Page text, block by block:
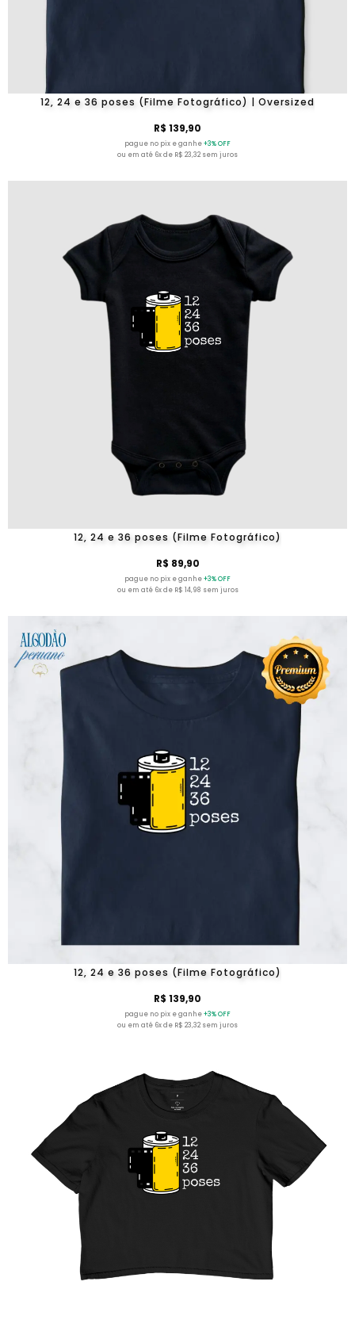
12, 24 e 36 poses (Filme Fotográfico) | Oversized
R$ 139,90
pague no pix e ganhe+3% OFF
ou em até 6x de R$ 23,32 sem juros
12, 24 e 36 poses (Filme Fotográfico)
R$ 89,90
pague no pix e ganhe+3% OFF
ou em até 6x de R$ 14,98 sem juros
12, 24 e 36 poses (Filme Fotográfico)
R$ 139,90
pague no pix e ganhe+3% OFF
ou em até 6x de R$ 23,32 sem juros